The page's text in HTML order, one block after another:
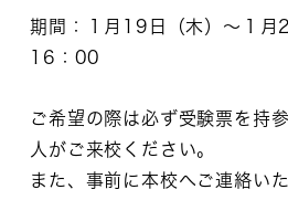
期間：１月19日（木）〜１月
16：00
ご希望の際は必ず受験票を持
人がご来校ください。
また、事前に本校へご連絡い